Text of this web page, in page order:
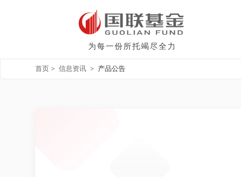
为每一份所托竭尽全力
首页 > 信息资讯 > 产品公告